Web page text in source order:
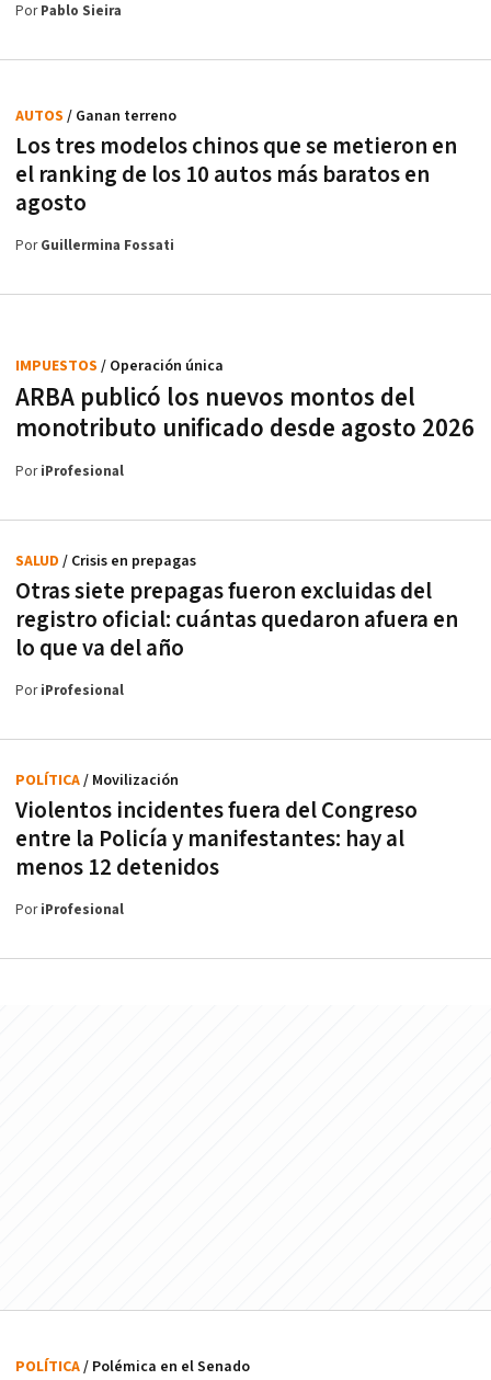
PorPablo Sieira
Los tres modelos chinos que se metieron en
el ranking de los 10 autos más baratos en
agosto
AUTOS / Ganan terreno
PorGuillermina Fossati
ARBA publicó los nuevos montos del
monotributo unificado desde agosto 2026
IMPUESTOS / Operación única
PoriProfesional
Otras siete prepagas fueron excluidas del
registro oficial: cuántas quedaron afuera en
lo que va del año
SALUD / Crisis en prepagas
PoriProfesional
Violentos incidentes fuera del Congreso
entre la Policía y manifestantes: hay al
menos 12 detenidos
POLÍTICA/ Movilización
PoriProfesional
POLÍTICA/ Polémica en el Senado